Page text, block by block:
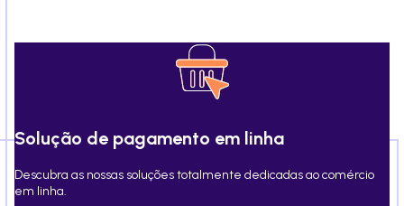
Solução de pagamento em linha
Descubra as nossas soluções totalmente dedicadas ao comércio
em linha.